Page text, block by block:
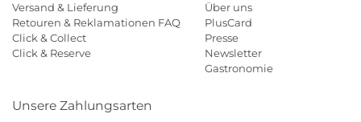
Versand & Lieferung
Retouren & Reklamationen FAQ
Click & Collect
Click & Reserve
Über uns
PlusCard
Presse
Newsletter
Gastronomie
Unsere Zahlungsarten